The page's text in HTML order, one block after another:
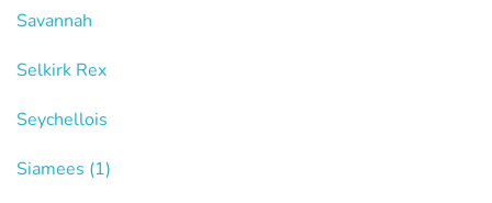
Savannah
Selkirk Rex
Seychellois
Siamees (1)